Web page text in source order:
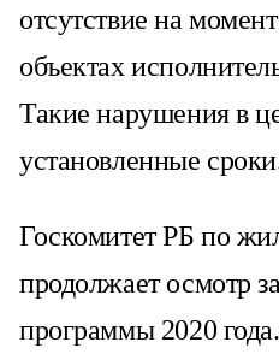
отсутствие на
объектах
Такие нарушения в
установленные
Госкомитет РБ по
продолжает осмотр
программы 2020